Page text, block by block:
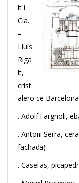
lt i
Cia.
–
Lluís
Riga
lt,
crist
alero de Barcelona.
. Adolf Fargnoli,
. Antoni Serra,
fachada)
. Casellas,